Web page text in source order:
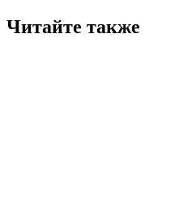
Читайте также